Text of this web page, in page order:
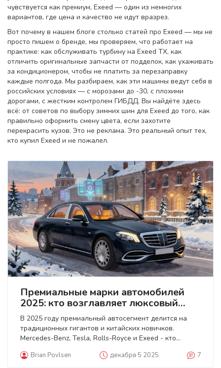
чувствуется как премиум, Exeed — один из немногих
вариантов, где цена и качество не идут вразрез.
Вот почему в нашем блоге столько статей про Exeed — мы не
просто пишем о бренде, мы проверяем, что работает на
практике: как обслуживать турбину на Exeed TX, как
отличить оригинальные запчасти от подделок, как ухаживать
за кондиционером, чтобы не платить за перезаправку
каждые полгода. Мы разбираем, как эти машины ведут себя в
российских условиях — с морозами до -30, с плохими
дорогами, с жестким контролем ГИБДД. Вы найдёте здесь
всё: от советов по выбору зимних шин для Exeed до того, как
правильно оформить смену цвета, если захотите
перекрасить кузов. Это не реклама. Это реальный опыт тех,
кто купил Exeed и не пожалел.
Премиальные марки автомобилей
2025: кто возглавляет люксовый
сегмент
В 2025 году премиальный автосегмент делится на
традиционных гигантов и китайских новичков.
Mercedes-Benz, Tesla, Rolls-Royce и Exeed - кто
году.Brian Povlsen декабря 5 2025 7